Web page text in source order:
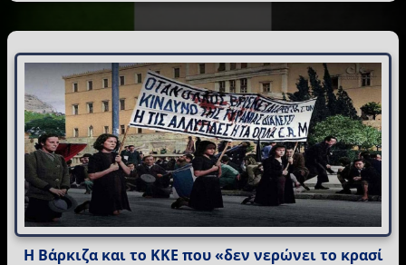
Η Βάρκιζα και το ΚΚΕ που «δεν νερώνει το κρασί